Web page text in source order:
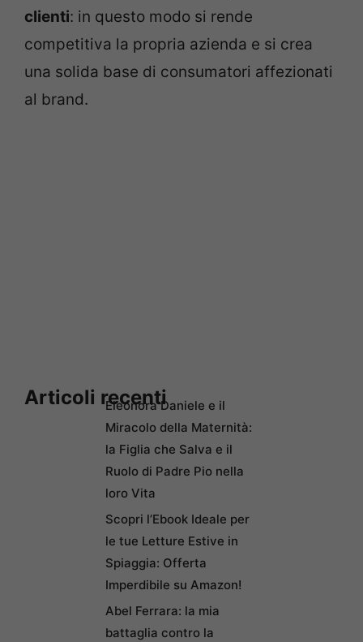
clienti: in questo modo si rende
competitiva la propria azienda e si crea
una solida base di consumatori affezionati
al brand.
Articoli recentiEleonora Daniele e il
Miracolo della Maternità:
la Figlia che Salva e il
Ruolo di Padre Pio nella
loro Vita
Scopri l’Ebook Ideale per
le tue Letture Estive in
Spiaggia: Offerta
Imperdibile su Amazon!
Abel Ferrara: la mia
battaglia contro la